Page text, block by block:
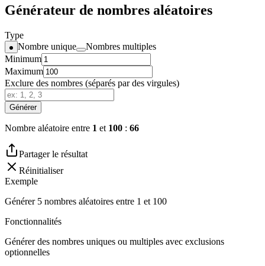
Générateur de nombres aléatoires
Type
Nombre unique
Nombres multiples
Minimum
Maximum
Exclure des nombres (séparés par des virgules)
Générer
Nombre aléatoire entre 1 et 100 : 66
Partager le résultat
Réinitialiser
Exemple
Générer 5 nombres aléatoires entre 1 et 100
Fonctionnalités
Générer des nombres uniques ou multiples avec exclusions
optionnelles